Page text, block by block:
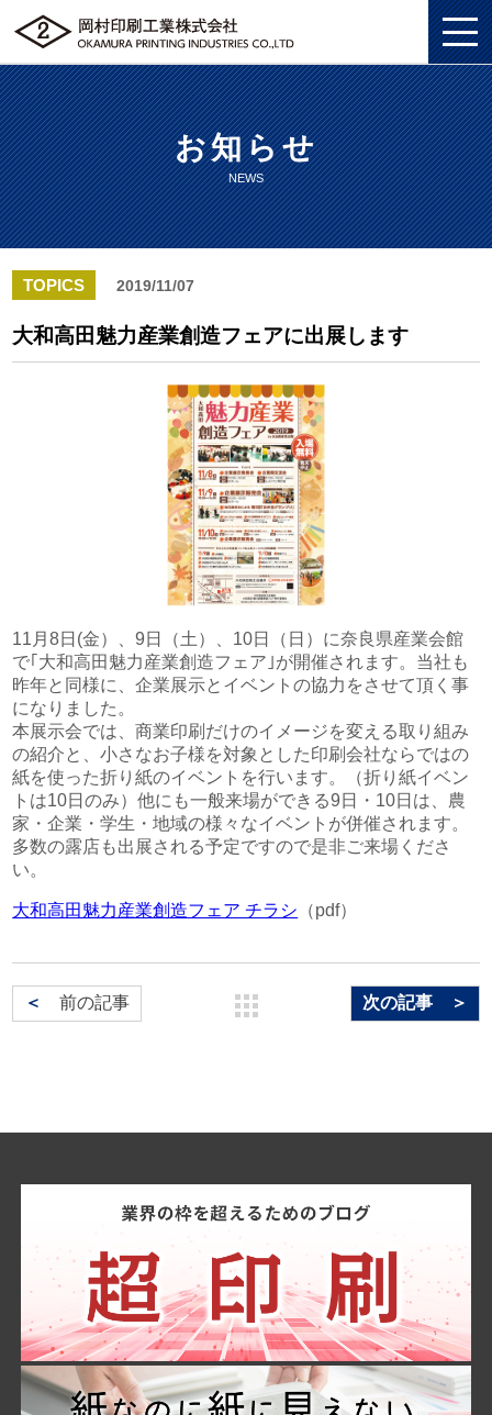
私たちについて
私たちについてトップ
SDGS
環境
プライバシーポリシー
労働における権利に関する方針
一般事業主行動計画
総合印刷ソリューション
総合印刷ソリューショントップ
商業印刷
インクジェット印刷
プロフェッショナル・トナー印刷
企画・制作
企画・制作トップ
ソリューション
物流ソリューション
文化財アーカイブ＆複製＆活用
環境ソリューション
NARA GOODS
紙行灯
御朱印・御城印
沿革
文化活動
超印刷（印刷業界の枠を超える取り組みのブログ）
プライバシーポリシー
サイトマップ
お問い合わせ
お知らせ
NEWS
TOPICS 2019/11/07
大和高田魅力産業創造フェアに出展します
11月8日(金）、9日（土）、10日（日）に奈良県産業会館
で｢大和高田魅力産業創造フェア｣が開催されます。当社も
昨年と同様に、企業展示とイベントの協力をさせて頂く事
になりました。
本展示会では、商業印刷だけのイメージを変える取り組み
の紹介と、小さなお子様を対象とした印刷会社ならではの
紙を使った折り紙のイベントを行います。（折り紙イベン
トは10日のみ）他にも一般来場ができる9日・10日は、農
家・企業・学生・地域の様々なイベントが併催されます。
多数の露店も出展される予定ですので是非ご来場くださ
い。
大和高田魅力産業創造フェア チラシ （pdf）
＜ 前の記事 次の記事 ＞